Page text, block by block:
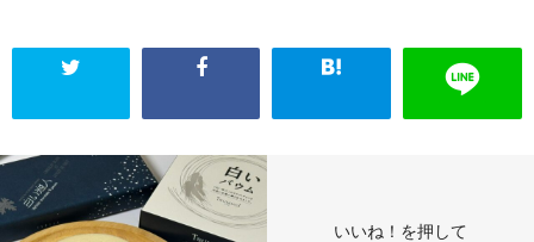
いいね！を押して